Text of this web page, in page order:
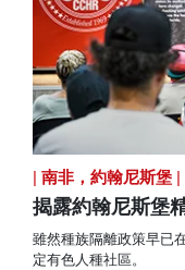
| 南非，約翰尼斯堡 |
揭露約翰尼斯堡
雖然種族隔離政策早已
定有色人種社區。